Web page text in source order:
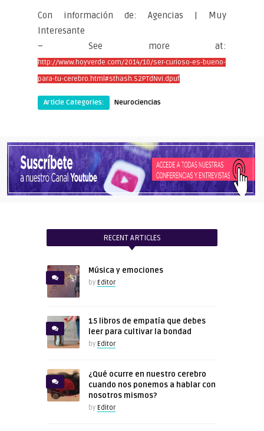
Con información de: Agencias | Muy
Interesante
– See more at:
http://www.hoyverde.com/2014/10/ser-curioso-es-bueno-
para-tu-cerebro.html#sthash.S2PTdNvi.dpuf
Article Categories: Neurociencias
RECENT ARTICLES
Música y emociones
by Editor
15 libros de empatía que debes
leer para cultivar la bondad
by Editor
¿Qué ocurre en nuestro cerebro
cuando nos ponemos a hablar con
nosotros mismos?
by Editor